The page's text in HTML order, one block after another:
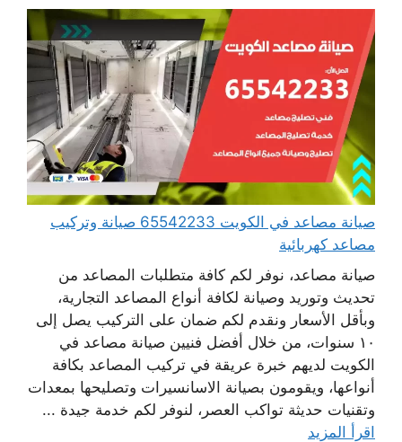
صيانة مصاعد في الكويت 65542233 صيانة وتركيب
مصاعد كهربائية
صيانة مصاعد، نوفر لكم كافة متطلبات المصاعد من
تحديث وتوريد وصيانة لكافة أنواع المصاعد التجارية،
وبأقل الأسعار ونقدم لكم ضمان على التركيب يصل إلى
١٠ سنوات، من خلال أفضل فنيين صيانة مصاعد في
الكويت لديهم خبرة عريقة في تركيب المصاعد بكافة
أنواعها، ويقومون بصيانة الاسانسيرات وتصليحها بمعدات
وتقنيات حديثة تواكب العصر، لنوفر لكم خدمة جيدة ...
اقرأ المزيد